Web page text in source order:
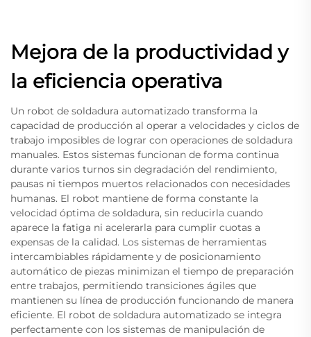
Mejora de la productividad y
la eficiencia operativa
Un robot de soldadura automatizado transforma la
capacidad de producción al operar a velocidades y ciclos de
trabajo imposibles de lograr con operaciones de soldadura
manuales. Estos sistemas funcionan de forma continua
durante varios turnos sin degradación del rendimiento,
pausas ni tiempos muertos relacionados con necesidades
humanas. El robot mantiene de forma constante la
velocidad óptima de soldadura, sin reducirla cuando
aparece la fatiga ni acelerarla para cumplir cuotas a
expensas de la calidad. Los sistemas de herramientas
intercambiables rápidamente y de posicionamiento
automático de piezas minimizan el tiempo de preparación
entre trabajos, permitiendo transiciones ágiles que
mantienen su línea de producción funcionando de manera
eficiente. El robot de soldadura automatizado se integra
perfectamente con los sistemas de manipulación de